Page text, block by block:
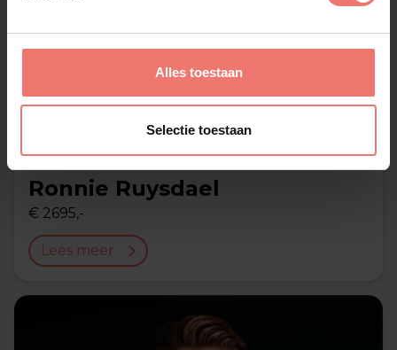
Alles toestaan
Selectie toestaan
Ronnie Ruysdael
€ 2695,-
Lees meer